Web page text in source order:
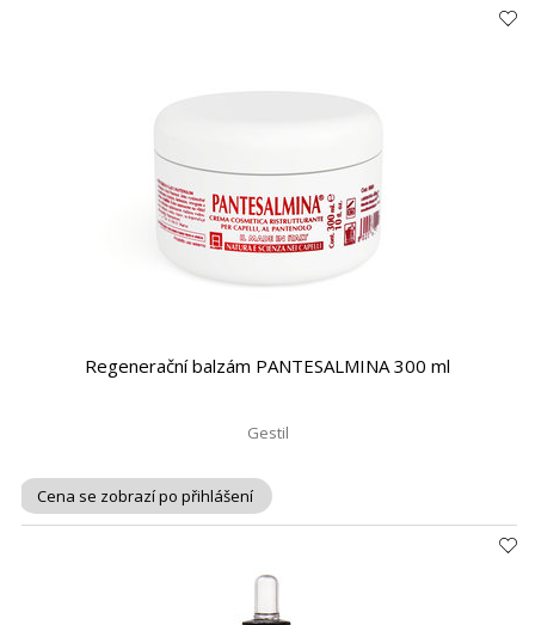
Regenerační balzám PANTESALMINA 300 ml
Gestil
Cena se zobrazí po přihlášení